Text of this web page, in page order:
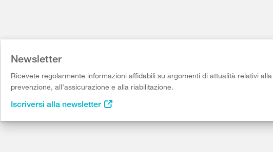
Newsletter
Ricevete regolarmente informazioni affidabili su argomenti di attualità relativi alla
prevenzione, all’assicurazione e alla riabilitazione.
Iscriversi alla newsletter